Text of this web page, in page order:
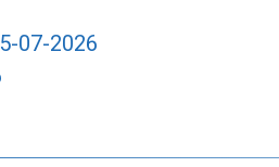
07-2026